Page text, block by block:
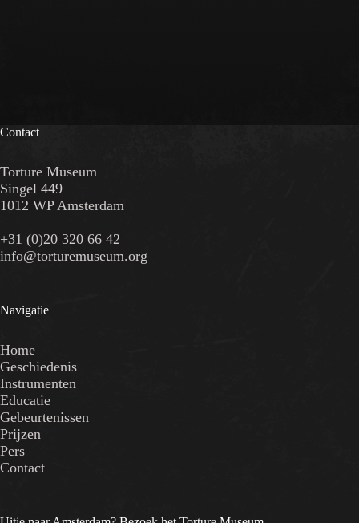
Contact
Torture Museum
Singel 449
1012 WP Amsterdam
+31 (0)20 320 66 42
info@torturemuseum.org
Navigatie
Home
Geschiedenis
Instrumenten
Educatie
Gebeurtenissen
Prijzen
Pers
Contact